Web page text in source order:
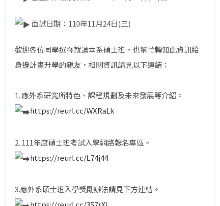
面試日期：110年11月24日(三)
歡迎各位同學選擇就讀本系碩士班，也幫忙轉知此資訊給
身邊計畫升學的親友，相關資訊請見以下連結：
1. 應外系研究所特色、課程規劃及未來發展等介紹。
https://reurl.cc/WXRaLk
2. 111年度碩士班考試入學網路報名專區。
https://reurl.cc/L74j44
3.應外系碩士班入學獎勵辦法請見下方連結。